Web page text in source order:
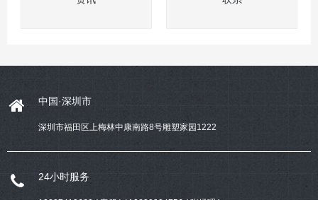
中国·深圳市
深圳市福田区上梅林中康南路8号雕塑家园1222
24小时服务